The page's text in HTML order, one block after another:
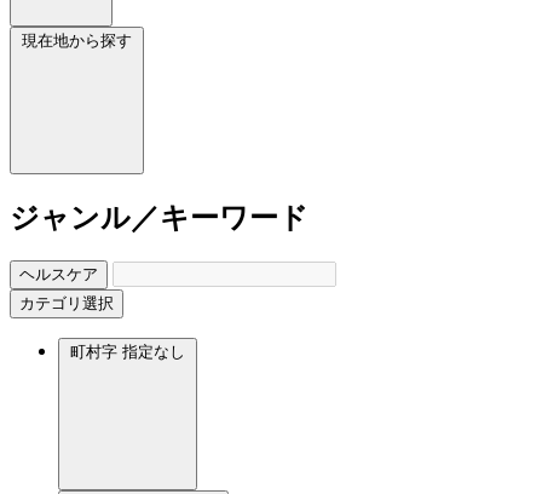
現在地から探す
ジャンル／キーワード
ヘルスケア
カテゴリ選択
町村字 指定なし